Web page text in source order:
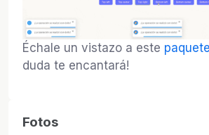
Échale un vistazo a este
duda te encantará!
Fotos